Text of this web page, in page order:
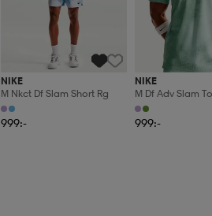
NIKE
M Nkct Df Slam Short Rg
999:-
NIKE
M Df Adv Slam
999:-